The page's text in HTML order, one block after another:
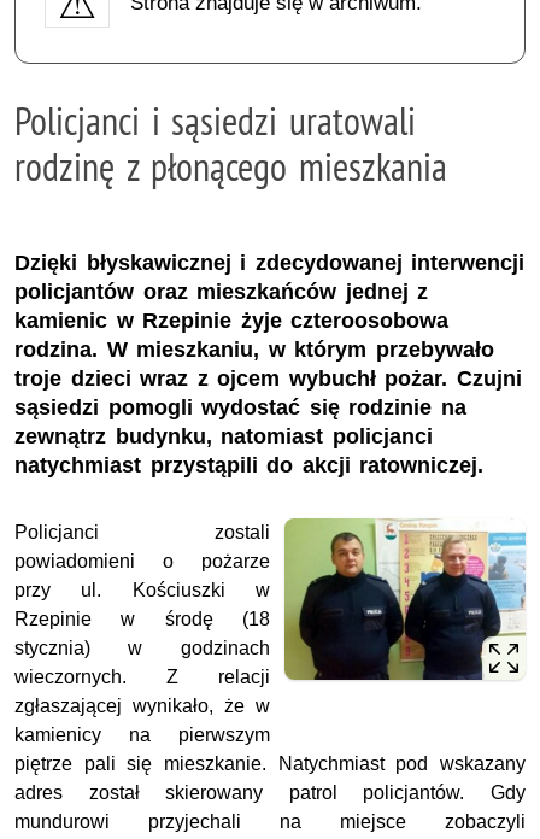
Policjanci i sąsiedzi uratowali
rodzinę z płonącego mieszkania
Dzięki błyskawicznej i zdecydowanej interwencji
policjantów oraz mieszkańców jednej z
kamienic w Rzepinie żyje czteroosobowa
rodzina. W mieszkaniu, w którym przebywało
troje dzieci wraz z ojcem wybuchł pożar. Czujni
sąsiedzi pomogli wydostać się rodzinie na
zewnątrz budynku, natomiast policjanci
natychmiast przystąpili do akcji ratowniczej.
Policjanci zostali
powiadomieni o pożarze
przy ul. Kościuszki w
Rzepinie w środę (18
stycznia) w godzinach
wieczornych. Z relacji
zgłaszającej wynikało, że w
kamienicy na pierwszym
piętrze pali się mieszkanie. Natychmiast pod wskazany
adres został skierowany patrol policjantów. Gdy
mundurowi przyjechali na miejsce zobaczyli